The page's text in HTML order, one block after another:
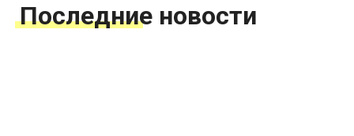
Последние новости